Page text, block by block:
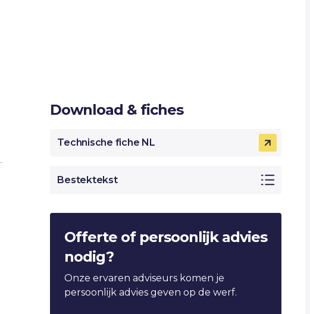
Download & fiches
Technische fiche NL
Bestektekst
Offerte of persoonlijk advies
nodig?
Onze ervaren adviseurs komen je
persoonlijk advies geven op de werf.